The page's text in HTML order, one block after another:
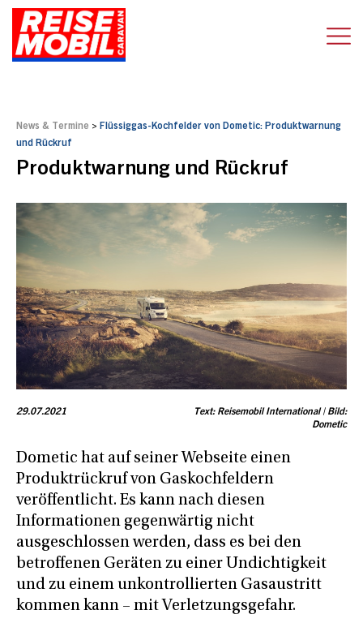
News & Termine > Flüssiggas-Kochfelder von Dometic: Produktwarnung
und Rückruf
Produktwarnung und Rückruf
29.07.2021
Text: Reisemobil International | Bild:
Dometic
Dometic hat auf seiner Webseite einen
Produktrückruf von Gaskochfeldern
veröffentlicht. Es kann nach diesen
Informationen gegenwärtig nicht
ausgeschlossen werden, dass es bei den
betroffenen Geräten zu einer Undichtigkeit
und zu einem unkontrollierten Gasaustritt
kommen kann – mit Verletzungsgefahr.